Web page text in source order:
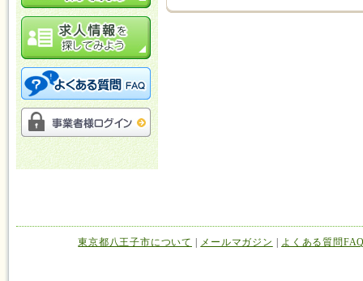
東京都八王子市について メールマガジン よくある質問